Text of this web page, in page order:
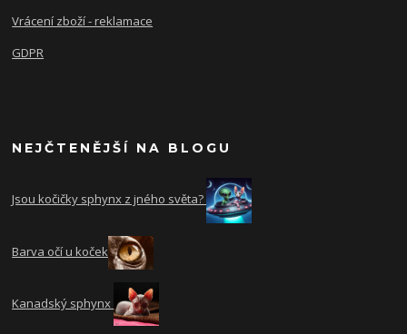
Vrácení zboží - reklamace
GDPR
NEJČTENĚJŠÍ NA BLOGU
Jsou kočičky sphynx z jného světa?
Barva očí u koček
Kanadský sphynx